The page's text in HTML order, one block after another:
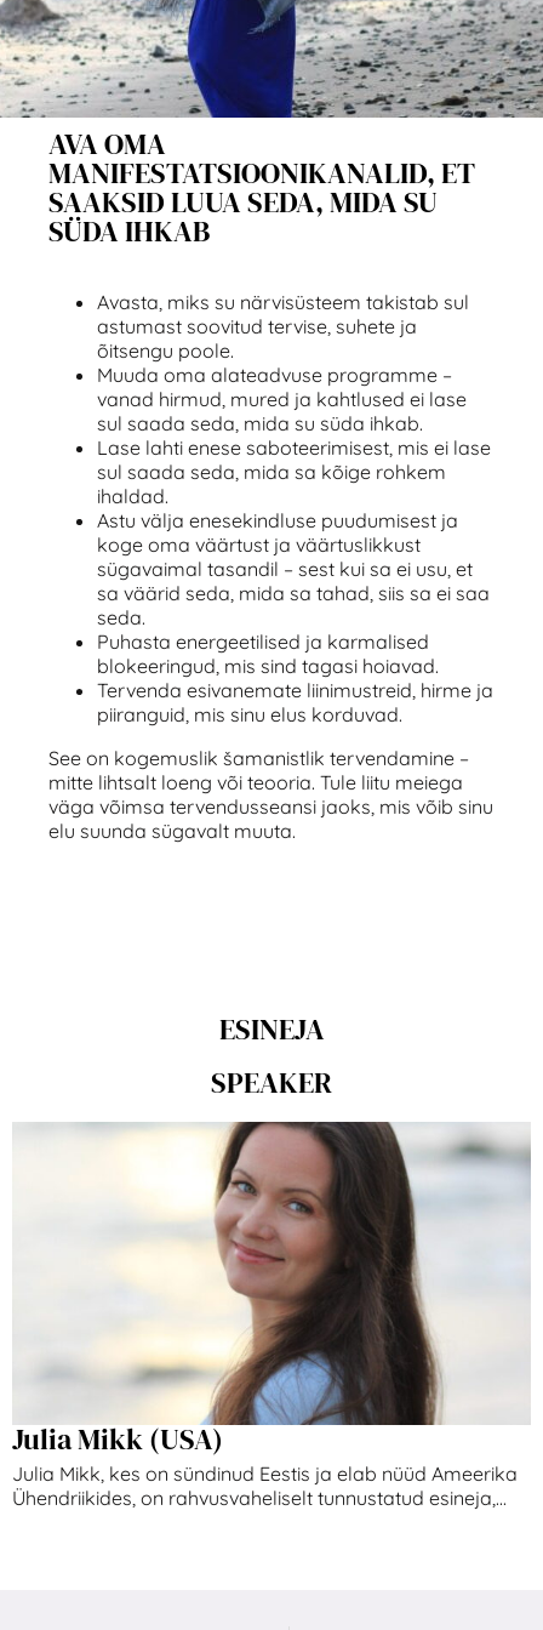
AVA OMA
MANIFESTATSIOONIKANALID, ET
SAAKSID LUUA SEDA, MIDA SU
SÜDA IHKAB
Avasta, miks su närvisüsteem takistab sul
astumast soovitud tervise, suhete ja
õitsengu poole.
Muuda oma alateadvuse programme –
vanad hirmud, mured ja kahtlused ei lase
sul saada seda, mida su süda ihkab.
Lase lahti enese saboteerimisest, mis ei lase
sul saada seda, mida sa kõige rohkem
ihaldad.
Astu välja enesekindluse puudumisest ja
koge oma väärtust ja väärtuslikkust
sügavaimal tasandil – sest kui sa ei usu, et
sa väärid seda, mida sa tahad, siis sa ei saa
seda.
Puhasta energeetilised ja karmalised
blokeeringud, mis sind tagasi hoiavad.
Tervenda esivanemate liinimustreid, hirme ja
piiranguid, mis sinu elus korduvad.
See on kogemuslik šamanistlik tervendamine –
mitte lihtsalt loeng või teooria. Tule liitu meiega
väga võimsa tervendusseansi jaoks, mis võib sinu
elu suunda sügavalt muuta.
ESINEJA
SPEAKER
Julia Mikk (USA)
Julia Mikk, kes on sündinud Eestis ja elab nüüd Ameerika
Ühendriikides, on rahvusvaheliselt tunnustatud esineja,...